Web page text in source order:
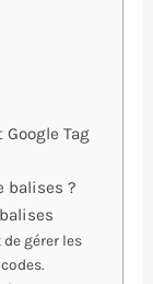
Tag
balises ?
de gérer les